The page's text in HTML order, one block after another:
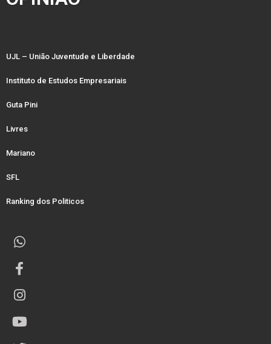
UJL – União Juventude e Liberdade
Instituto de Estudos Empresariais
Guta Pini
Livres
Mariano
SFL
Ranking dos Politicos